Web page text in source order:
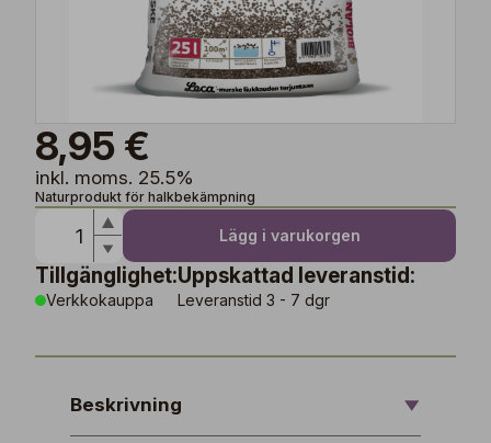
8,95 €
inkl. moms. 25.5%
Naturprodukt för halkbekämpning
Lägg i varukorgen
Tillgänglighet:
Verkkokauppa
Uppskattad leveranstid:
Leveranstid 3 - 7 dgr
Beskrivning